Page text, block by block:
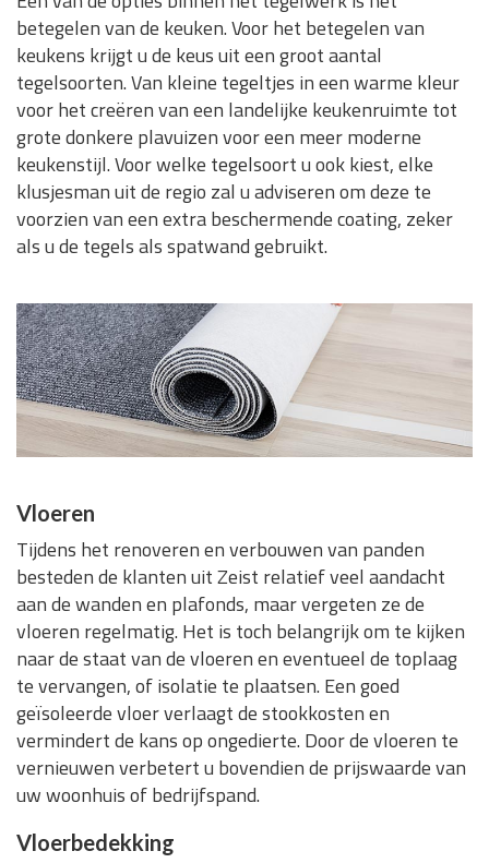
betegelen van de keuken. Voor het betegelen van
keukens krijgt u de keus uit een groot aantal
tegelsoorten. Van kleine tegeltjes in een warme kleur
voor het creëren van een landelijke keukenruimte tot
grote donkere plavuizen voor een meer moderne
keukenstijl. Voor welke tegelsoort u ook kiest, elke
klusjesman uit de regio zal u adviseren om deze te
voorzien van een extra beschermende coating, zeker
als u de tegels als spatwand gebruikt.
Vloeren
Tijdens het renoveren en verbouwen van panden
besteden de klanten uit Zeist relatief veel aandacht
aan de wanden en plafonds, maar vergeten ze de
vloeren regelmatig. Het is toch belangrijk om te kijken
naar de staat van de vloeren en eventueel de toplaag
te vervangen, of isolatie te plaatsen. Een goed
geïsoleerde vloer verlaagt de stookkosten en
vermindert de kans op ongedierte. Door de vloeren te
vernieuwen verbetert u bovendien de prijswaarde van
uw woonhuis of bedrijfspand.
Vloerbedekking